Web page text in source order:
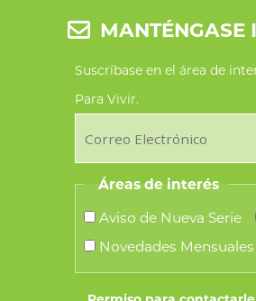
MANTÉNGASE
Suscríbase en el área de
Para Vivir.
Áreas de interés
Aviso de Nueva Serie
Novedades Mensuales